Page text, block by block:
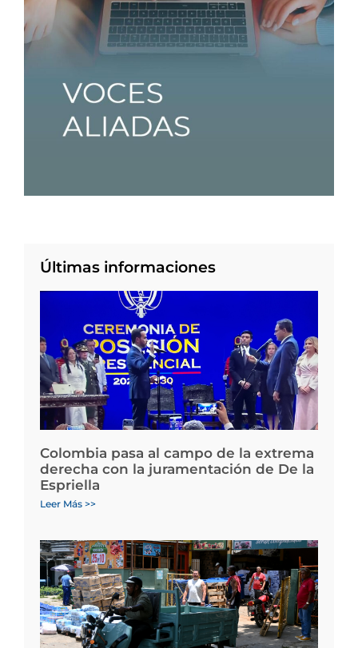
Últimas informaciones
Colombia pasa al campo de la extrema
derecha con la juramentación de De la
Espriella
Leer Más >>